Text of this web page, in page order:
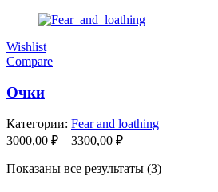
3000,00 ₽
Wishlist
Compare
Очки
Категории: Fear and loathing
3000,00 ₽ – 3300,00 ₽Диапазон
3000,00 ₽
Показаны все результаты (3)